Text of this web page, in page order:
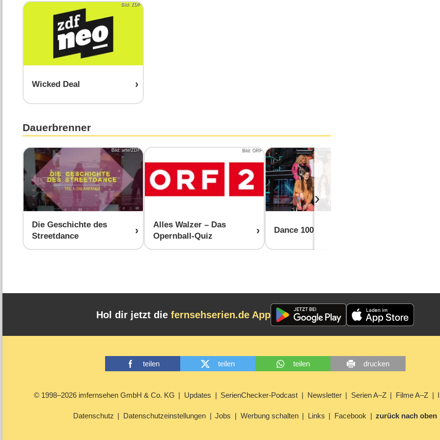
Bild: ZDF
Wicked Deal
Dauerbrenner
Bild: arte/ZDF
Die Geschichte des
Streetdance
Bild: ORF
Alles Walzer – Das
Opernball-Quiz
Dance 100
›
Hol dir jetzt die fernsehserien.de App
teilen teilen teilen drucken
© 1998–2026 imfernsehen GmbH & Co. KG Updates SerienChecker-Podcast Newsletter Serien A–Z Filme A–Z
Datenschutz Datenschutzeinstellungen Jobs Werbung schalten Links Facebook zurück nach oben